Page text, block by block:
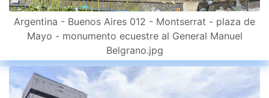
Argentina - Buenos Aires 012 - Montserrat - plaza de
Mayo - monumento ecuestre al General Manuel
Belgrano.jpg